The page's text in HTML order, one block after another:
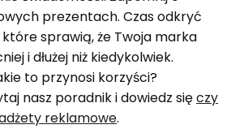
prezentach. Czas odkryć
które sprawią, że Twoja marka
i dłużej niż kiedykolwiek.
to przynosi korzyści?
nasz poradnik i dowiedz sięczy
reklamowe.